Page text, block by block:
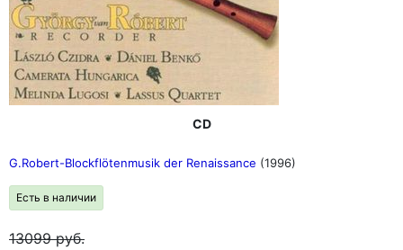
CD
G.Robert-Blockflötenmusik der Renaissance (1996)
Есть в наличии
13099руб.